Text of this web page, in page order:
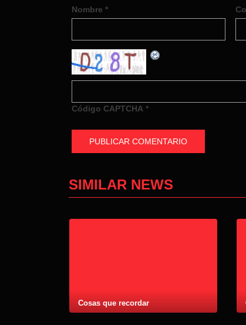
Nombre *
Código CAPTCHA *
SIMILAR NEWS
Cosas que recordar